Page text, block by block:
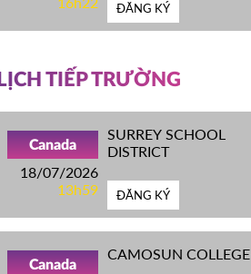
ĐĂNG KÝ
LỊCH TIẾP TRƯỜNG
Canada
18/07/2026
13h59
SURREY SCHOOL
DISTRICT
ĐĂNG KÝ
Canada
CAMOSUN COLLEGE